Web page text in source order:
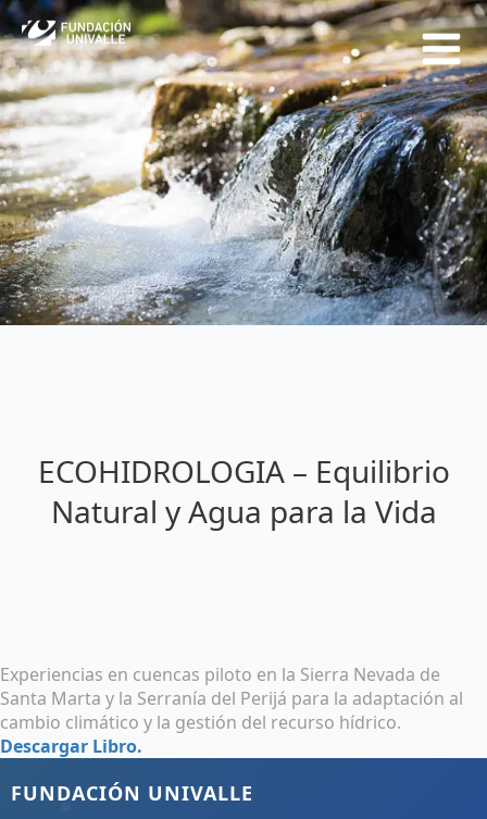
Ir
al
contenido
ECOHIDROLOGIA – Equilibrio
Natural y Agua para la Vida
Experiencias en cuencas piloto en la Sierra Nevada de
Santa Marta y la Serranía del Perijá para la adaptación al
cambio climático y la gestión del recurso hídrico.
Descargar Libro.
FUNDACIÓN UNIVALLE